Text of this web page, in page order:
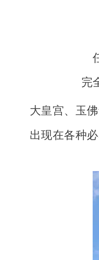
完
大皇宫、玉
出现在各种